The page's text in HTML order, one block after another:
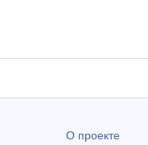
О проекте